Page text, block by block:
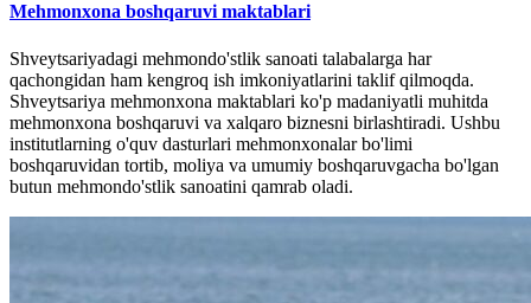
Mehmonxona boshqaruvi maktablari
Shveytsariyadagi mehmondo'stlik sanoati talabalarga har
qachongidan ham kengroq ish imkoniyatlarini taklif qilmoqda.
Shveytsariya mehmonxona maktablari ko'p madaniyatli muhitda
mehmonxona boshqaruvi va xalqaro biznesni birlashtiradi. Ushbu
institutlarning o'quv dasturlari mehmonxonalar bo'limi
boshqaruvidan tortib, moliya va umumiy boshqaruvgacha bo'lgan
butun mehmondo'stlik sanoatini qamrab oladi.